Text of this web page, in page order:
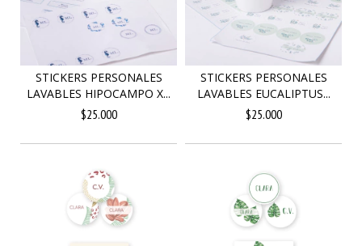
STICKERS PERSONALES
LAVABLES HIPOCAMPO X...
$25.000
STICKERS PERSONALES
LAVABLES EUCALIPTUS...
$25.000